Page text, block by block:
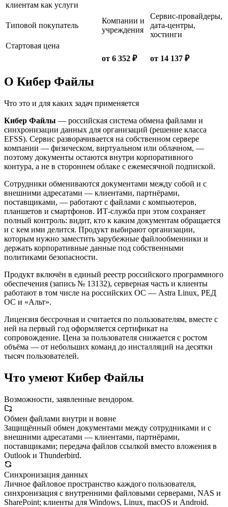
клиентам как услуги
Типовой покупатель
Компании и
учреждения
Сервис-провайдеры,
дата-центры,
хостинги
Стартовая цена
от 6 352 ₽
от 14 137 ₽
О Кибер Файлы
Что это и для каких задач применяется
Кибер Файлы — российская система обмена файлами и
синхронизации данных для организаций (решение класса
EFSS). Сервис разворачивается на собственном сервере
компании — физическом, виртуальном или облачном, —
поэтому документы остаются внутри корпоративного
контура, а не в стороннем облаке с ежемесячной подпиской.
Сотрудники обмениваются документами между собой и с
внешними адресатами — клиентами, партнёрами,
поставщиками, — работают с файлами с компьютеров,
планшетов и смартфонов. ИТ-служба при этом сохраняет
полный контроль: видит, кто к каким документам обращается
и с кем ими делится. Продукт выбирают организации,
которым нужно заместить зарубежные файлообменники и
держать корпоративные данные под собственными
политиками безопасности.
Продукт включён в единый реестр российского программного
обеспечения (запись № 13132), серверная часть и клиенты
работают в том числе на российских ОС — Astra Linux, РЕД
ОС и «Альт».
Лицензия бессрочная и считается по пользователям, вместе с
ней на первый год оформляется сертификат на
сопровождение. Цена за пользователя снижается с ростом
объёма — от небольших команд до инсталляций на десятки
тысяч пользователей.
Что умеют Кибер Файлы
Возможности, заявленные вендором.
Обмен файлами внутри и вовне
Защищённый обмен документами между сотрудниками и с
внешними адресатами — клиентами, партнёрами,
поставщиками; передача файлов ссылкой вместо вложения в
Outlook и Thunderbird.
Синхронизация данных
Личное файловое пространство каждого пользователя,
синхронизация с внутренними файловыми серверами, NAS и
SharePoint; клиенты для Windows, Linux, macOS и Android.